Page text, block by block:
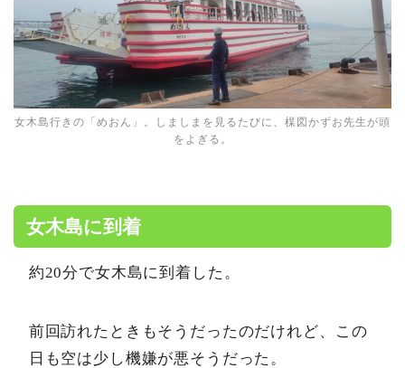
女木島行きの「めおん」。しましまを見るたびに、楳図かずお先生が頭
をよぎる。
女木島に到着
約20分で女木島に到着した。
前回訪れたときもそうだったのだけれど、この
日も空は少し機嫌が悪そうだった。